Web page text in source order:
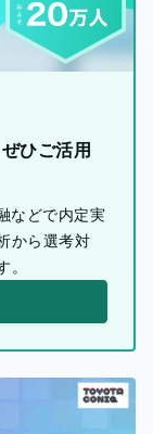
ひご活用
などで内定実
から選考対